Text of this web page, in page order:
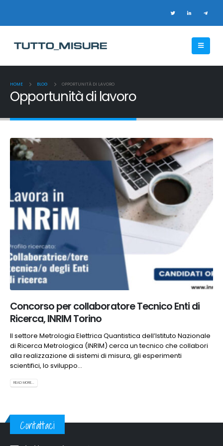
HOME BLOG OPPORTUNITÀ DI LAVORO
Opportunità di lavoro
Concorso per collaboratore Tecnico Enti di
Ricerca, INRIM Torino
Il settore Metrologia Elettrica Quantistica dell’Istituto Nazionale
di Ricerca Metrologica (INRIM) cerca un tecnico che collabori
alla realizzazione di sistemi di misura, gli esperimenti
scientifici, lo sviluppo...
READ MORE...
Contattaci